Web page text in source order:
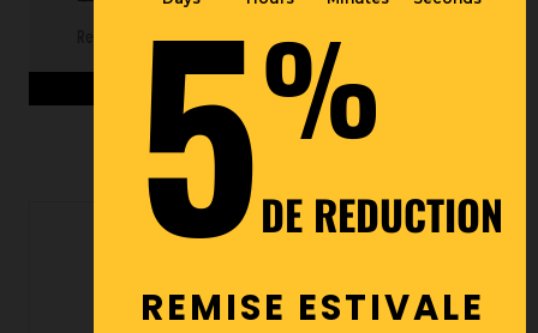
Ref : OC/RL500/23
Voir les détails du produit >
OCCASION
5%
DE REDUCTION
REMISE ESTIVALE